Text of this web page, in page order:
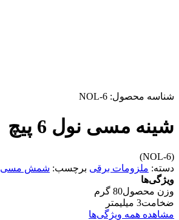
شناسه محصول: NOL-6
شینه مسی نول 6 پیچ
(NOL-6)
دسته: ملزومات برقی برچسب: شمش مسی
ویژگی‌ها
وزن محصول80 گرم
ضخامت3 میلیمتر
مشاهده همه ویژگی‌ها